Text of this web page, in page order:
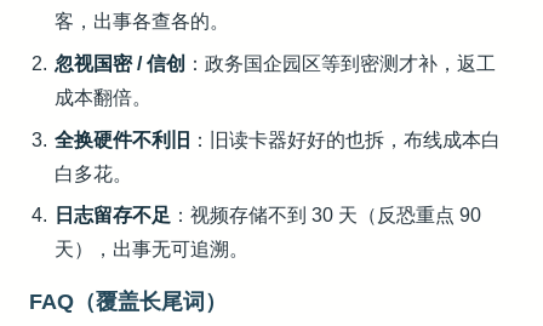
客，出事各查各的。
忽视国密 / 信创 ：政务国企园区等到密测才补，返工
成本翻倍。
全换硬件不利旧 ：旧读卡器好好的也拆，布线成本白
白多花。
日志留存不足 ：视频存储不到 30 天（反恐重点 90
天），出事无可追溯。
FAQ（覆盖长尾词）